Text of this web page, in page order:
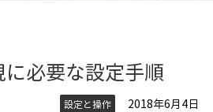
に必要な設定手順
設定と操作
2018年6月4日